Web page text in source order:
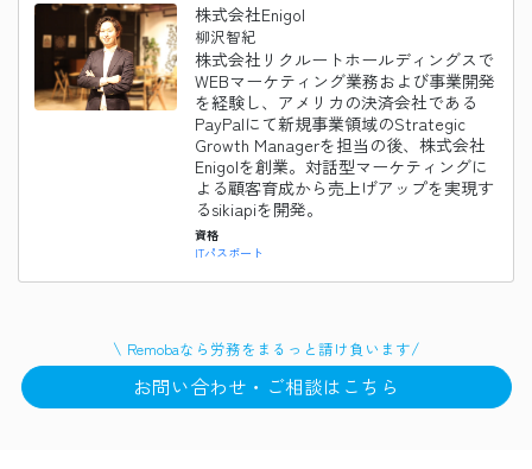
株式会社Enigol
柳沢智紀
株式会社リクルートホールディングスで
WEBマーケティング業務および事業開発
を経験し、アメリカの決済会社である
PayPalにて新規事業領域のStrategic
Growth Managerを担当の後、株式会社
Enigolを創業。対話型マーケティングに
よる顧客育成から売上げアップを実現す
るsikiapiを開発。
資格
ITパスポート
\ Remobaなら 労務をまるっと請け負います/
お問い合わせ・ご相談はこちら